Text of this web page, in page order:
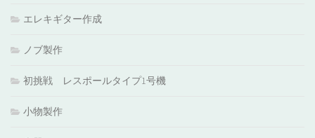
エレキギター作成
ノブ製作
初挑戦 レスポールタイプ1号機
小物製作